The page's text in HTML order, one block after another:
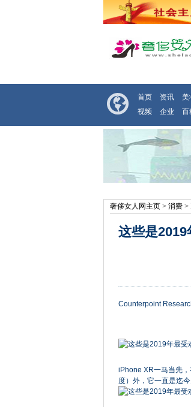
首页 资讯 美
视频
企业 百
奢侈女人网主页 > 消费 >
这些是
Counterpoint
iPhone XR一马当先
度）外，它一直是迄